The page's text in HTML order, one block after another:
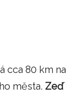
cca 80 km na
města. Zeď